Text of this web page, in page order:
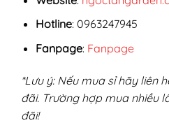
Hotline: 0963247945
Fanpage: Fanpage
*Lưu ý: Nếu mua sỉ hãy liên
đãi. Trường hợp mua nhiều
đãi!